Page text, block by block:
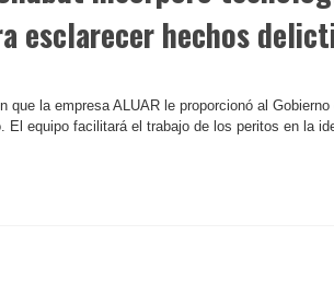
esclarecer hechos
la empresa ALUAR le proporcionó al Gobierno
El equipo facilitará el trabajo de los peritos en la